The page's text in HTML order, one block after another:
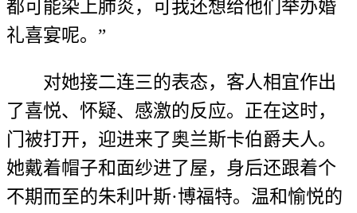
都可能染上肺炎，可我还想给他们举办婚
礼喜宴呢。”
对她接二连三的表态，客人相宜作出
了喜悦、怀疑、感激的反应。正在这时，
门被打开，迎进来了奥兰斯卡伯爵夫人。
她戴着帽子和面纱进了屋，身后还跟着个
不期而至的朱利叶斯·博福特。温和愉悦的